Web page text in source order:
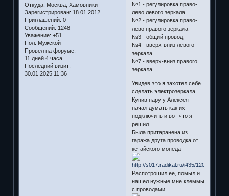
Откуда: Москва, Хамовники
Зарегистрирован: 18.01.2012
Приглашений: 0
Сообщений: 1248
Уважение: +51
Пол: Мужской
Провел на форуме:
11 дней 4 часа
Последний визит:
30.01.2025 11:36
№1 - регулировка право-
лево левого зеркала
№2 - регулировка право-
лево правого зеркала
№3 - общий провод
№4 - вверх-вниз левого
зеркала
№7 - вверх-вниз правого
зеркала
Увидев это я захотел себе
сделать электрозеркала.
Купив пару у Алексея
начал думать как их
подключить и вот что я
решил.
Была притаранена из
гаража друга проводка от
кетайского мопеда
Распотрошил её, помыл и
нашел нужные мне клеммы
с проводами.